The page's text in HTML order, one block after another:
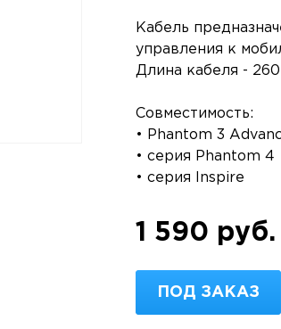
Кабель
управления к
Длина кабеля -
Совместимость:
• Phantom 3
• серия Phantom 4
• серия Inspire
1 590 руб.
ПОД ЗАКАЗ